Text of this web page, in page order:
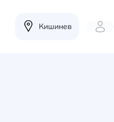
Кишинев